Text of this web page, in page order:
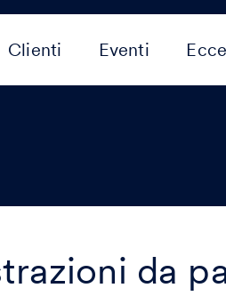
Clienti Eventi
da